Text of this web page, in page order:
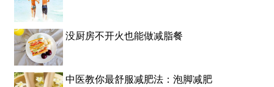
没厨房不开火也能做减脂餐
中医教你最舒服减肥法：泡脚减肥